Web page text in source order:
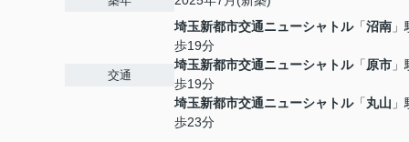
交通
埼玉新都市交通ニューシャトル「沼南
歩19分
埼玉新都市交通ニューシャトル「原市
歩19分
埼玉新都市交通ニューシャトル「丸山
歩23分